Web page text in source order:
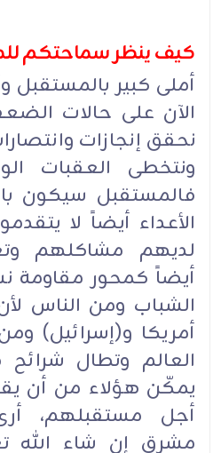
کیف ینظر سماحتکم
أملی کبیر بالمستقبل
الآن على حالات
نحقق إنجازات
ونتخطى العقبات
فالمستقبل سیکون
الأعداء أیضاً لا
لدیهم مشاکلهم
أیضاً کمحور مقاومة
الشباب ومن الناس
أمریکا و(إسرائیل)
العالم وتطال
یمکّن هؤلاء من أن
أجل مستقبلهم،
مشرق إن شاء الله